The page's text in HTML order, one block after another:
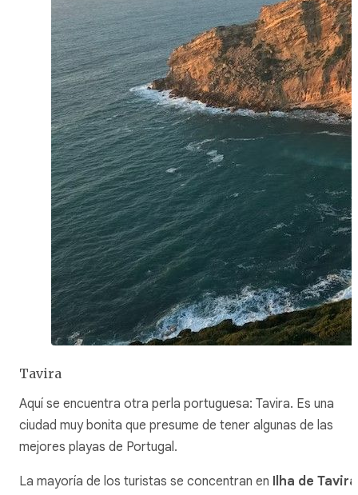
Tavira
Aquí se encuentra otra perla portuguesa: Tavira. Es una
ciudad muy bonita que presume de tener algunas de las
mejores playas de Portugal.
La mayoría de los turistas se concentran en Ilha de Tavira